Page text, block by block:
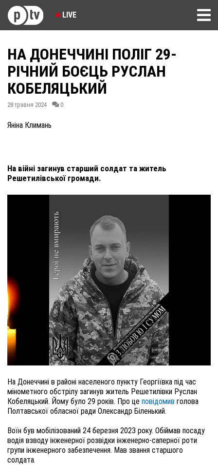
LIVE
НА ДОНЕЧЧИНІ ПОЛІГ 29-
РІЧНИЙ БОЄЦЬ РУСЛАН
КОБЕЛЯЦЬКИЙ
28 травня 2024 0
Яніна Климань
На війні загинув старший солдат та житель
Решетилівської громади.
На Донеччині в районі населеного пункту Георгіївка під час
мінометного обстрілу загинув житель Решетилівки Руслан
Кобеляцький. Йому було 29 років. Про це повідомив голова
Полтавської обласної ради Олександр Біленький.
Воїн був мобілізований 24 березня 2023 року. Обіймав посаду
водія взводу інженерної розвідки інженерно-саперної роти
групи інженерного забезпечення. Мав звання старшого
солдата.